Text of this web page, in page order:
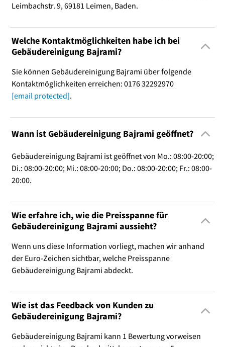
Leimbachstr. 9, 69181 Leimen, Baden.
Welche Kontaktmöglichkeiten habe ich bei
Gebäudereinigung Bajrami?
Sie können Gebäudereinigung Bajrami über folgende
Kontaktmöglichkeiten erreichen: 0176 32292970
[email protected].
Wann ist Gebäudereinigung Bajrami geöffnet?
Gebäudereinigung Bajrami ist geöffnet von Mo.: 08:00-20:00;
Di.: 08:00-20:00; Mi.: 08:00-20:00; Do.: 08:00-20:00; Fr.: 08:00-
20:00.
Wie erfahre ich, wie die Preisspanne für
Gebäudereinigung Bajrami aussieht?
Wenn uns diese Information vorliegt, machen wir anhand
der Euro-Zeichen sichtbar, welche Preisspanne
Gebäudereinigung Bajrami abdeckt.
Wie ist das Feedback von Kunden zu
Gebäudereinigung Bajrami?
Gebäudereinigung Bajrami kann 1 Bewertung vorweisen